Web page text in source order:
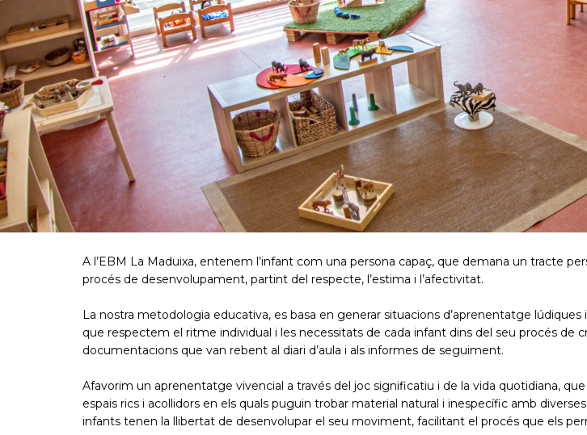
A l’EBM La Maduixa, entenem l’infant com una persona capaç, que demana un tracte
procés de desenvolupament, partint del respecte, l’estima i l’afectivitat.
La nostra metodologia educativa, es basa en generar situacions d’aprenentatge
que respectem el ritme individual i les necessitats de cada infant dins del seu procés
documentacions que van rebent al diari d’aula i als informes de seguiment.
Afavorim un aprenentatge vivencial a través del joc significatiu i de la vida quotidiana,
espais rics i acollidors en els quals puguin trobar material natural i inespecífic amb
infants tenen la llibertat de desenvolupar el seu moviment, facilitant el procés que els